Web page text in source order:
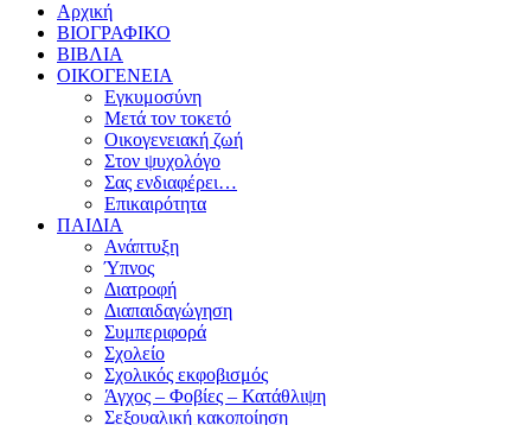
Αρχική
ΒΙΟΓΡΑΦΙΚΟ
ΒΙΒΛΙΑ
ΟΙΚΟΓΕΝΕΙΑ
Εγκυμοσύνη
Μετά τον τοκετό
Οικογενειακή ζωή
Στον ψυχολόγο
Σας ενδιαφέρει…
Επικαιρότητα
ΠΑΙΔΙΑ
Ανάπτυξη
Ύπνος
Διατροφή
Διαπαιδαγώγηση
Συμπεριφορά
Σχολείο
Σχολικός εκφοβισμός
Άγχος – Φοβίες – Κατάθλιψη
Σεξουαλική κακοποίηση